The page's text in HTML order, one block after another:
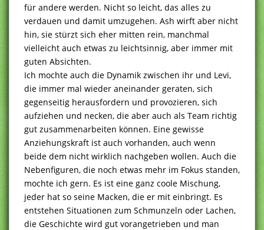
für andere werden. Nicht so leicht, das alles zu
verdauen und damit umzugehen. Ash wirft aber nicht
hin, sie stürzt sich eher mitten rein, manchmal
vielleicht auch etwas zu leichtsinnig, aber immer mit
guten Absichten.
Ich mochte auch die Dynamik zwischen ihr und Levi,
die immer mal wieder aneinander geraten, sich
gegenseitig herausfordern und provozieren, sich
aufziehen und necken, die aber auch als Team richtig
gut zusammenarbeiten können. Eine gewisse
Anziehungskraft ist auch vorhanden, auch wenn
beide dem nicht wirklich nachgeben wollen. Auch die
Nebenfiguren, die noch etwas mehr im Fokus standen,
mochte ich gern. Es ist eine ganz coole Mischung,
jeder hat so seine Macken, die er mit einbringt. Es
entstehen Situationen zum Schmunzeln oder Lachen,
die Geschichte wird gut vorangetrieben und man